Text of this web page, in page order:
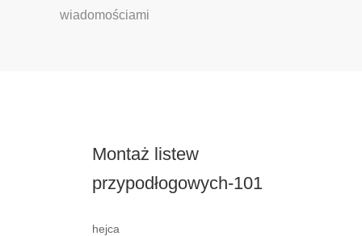
wiadomościami
Montaż listew
przypodłogowych-101
hejca